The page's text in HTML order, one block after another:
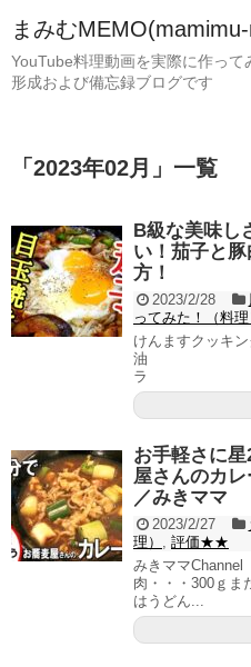
まみむ
YouTube料理動画を実際に作っ
形成および備忘録ブログです
「 2023年02月 」 一覧
B級な美味し
い！茄子と
方！
2023/2/28
ってみた！（料理
けんますクッキン
油 大さ
ラ １００
お手軽さに
屋さんのカ
／みきママ
2023/2/27
理）
評価★★
みきママChannel
肉・・・300ｇま
はうどん...